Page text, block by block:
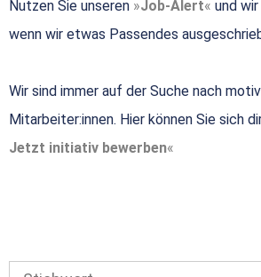
Nutzen Sie unseren
Job-Alert
und
wenn wir etwas Passendes
Wir sind immer auf der Suche nach
Mitarbeiter:innen. Hier können Sie sich
Jetzt initiativ bewerben